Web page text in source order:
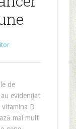
de
evidenţiat
D
mai mult